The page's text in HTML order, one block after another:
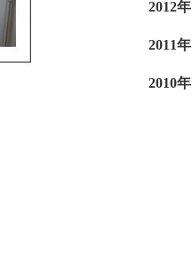
2012年
2011年
2010年